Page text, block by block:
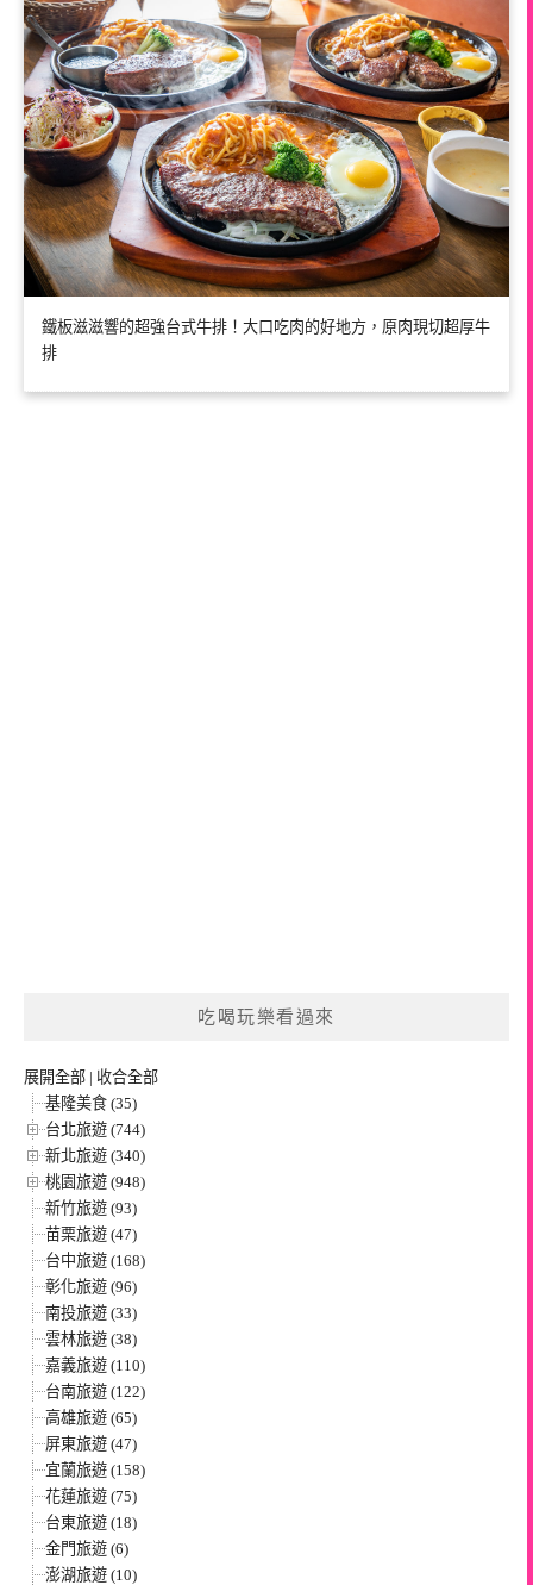
鐵板滋滋響的超強台式牛排！大口吃肉的好地方，原肉現切超厚牛
排
吃喝玩樂看過來
展開全部 | 收合全部
基隆美食 (35)
台北旅遊 (744)
新北旅遊 (340)
桃園旅遊 (948)
新竹旅遊 (93)
苗栗旅遊 (47)
台中旅遊 (168)
彰化旅遊 (96)
南投旅遊 (33)
雲林旅遊 (38)
嘉義旅遊 (110)
台南旅遊 (122)
高雄旅遊 (65)
屏東旅遊 (47)
宜蘭旅遊 (158)
花蓮旅遊 (75)
台東旅遊 (18)
金門旅遊 (6)
澎湖旅遊 (10)